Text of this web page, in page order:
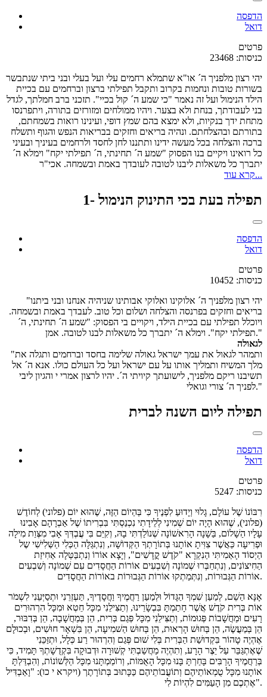
הדפסה
דואל
פרטים
כניסות: 23468
יהי רצון מלפניך ה´ או"א שתמלא רחמים עלי ועל בעלי ובני ביתי שנתבשר
בשורות טובות ונחמות בקרוב ותקבל תפילתי ברצון וברחמים עם בכיית
הילד הנימול ועל זה נאמר "כי שמע ה´ קול בכיי". תזכני ברב חמלתך, לגדל
בני לעבודתך, בנחת ולא בצער. ויהיו ממולחים ומזורזים בתורה, ויתפרנסו
מתחת ידך בנקיות, ולא ימצא בהם שמץ דופי, ועינינו רואות בשמחתם,
בתורתם ובהצלחתם. ונהיה בריאים וחזקים בבריאות הנפש והגוף ותשלח
ברכה והצלחה בכל מעשה ידינו ותתננו לחן לחסד ולרחמים בעיניך ובעיני
כל רואינו ויקיים בנו הפסוק "שמע ה´ תחינתי, ה´ תפילתי יקח" וימלא ה´
יתברך כל משאלות ליבנו לטובה לעובדך באמת ובשמחה. אכי"ר
קרא עוד...
תפילה בעת בכי התינוק הנימול -1
הדפסה
דואל
פרטים
כניסות: 10452
"יהי רצון מלפניך ה´ אלוקינו ואלוקי אבותינו שניהיה אנחנו ובני ביתנו
בריאים וחזקים בפרנסה והצלחה ושלום וכל טוב. לעבדך באמת ובשמחה.
ויוכלל תפילתי עם בכיית הילד, ויקויים בי הפסוק: "שמע ה´ תחינתי, ה´
תפילתי יקח". וימלא ה´ יתברך כל משאלות לבנו לטובה. אמן."
לגאולה
"ותמהר לגאול את עמך ישראל גאולה שלימה בחסד וברחמים ותגלה את
מלך המשיח ותמליך אותו על עם ישראל ועל כל העולם כולו. אנא ה´ אל
תשיבנו ריקם מלפניך, לישועתך קיויתי ה´. יהיו לרצון אמרי י והגיון ליבי
לפניך ה´ צורי וגואלי."
תפילה ליום השנה לברית
הדפסה
דואל
פרטים
כניסות: 5247
(פלוני), שֶׁהוּא הָיָה יוֹם שְׁמִינִי לְלֵידָתִי נִכְנַסְתִּי בִּבְרִיתוֹ שֶׁל אַבְרָהָם אָבִינוּ
עָלָיו הַשָׁלוֹם, בַּשָׁנָה הָרִאשׁוֹנָה שְׁנוֹלַדְתִּי בָהּ, וְקִיֵּם בִּי עֲבְדְּךָ אָבִי מִצְּוַת מִילָה
וּפְרִיעָה כַּאֲשֶׁר צִוִּיתָ אוֹתָנוּ בְּתוֹרָתְךָ הַקְּדוֹשָׁה, וְנִתְגַּלָּה הַכְּלִי הַשְּׁלִישִׁי שֶל
הַיְסוֹד הָאַמִיתִּי הַנִקְרָא "קֹדֶשׁ קֳדָשִׁים", וְיָצָא אוֹרוֹ וְנִתְבַּטְּלָה אַחִיזַת
הַחִיצוֹנִים, וְנִתְחַבְּרוּ שְׁמוֹנָה וְשִׁבְעִים אוֹרוֹת הַחֲסָדִים עִם שְׁמוֹנָה וְשִׁבְעִים
אוֹרוֹת הַגְּבוּרוֹת, וְנִתְּמַתְקוּ אוֹרוֹת הַגְּבוּרוֹת באוֹרוֹת הַחֲסָדִים.
אָנָּא הַשֵׁם, לְמַעַן שִׁמְךָ הַגָּדוֹל וּלְמַעַן רַחֲמֶיךָ וַחֲסָדֶיךָ, תַּעְזְרֵנִי וּתְסַיְּעֵנִי לִשְׁמֹר
אוֹת בְּרִית קֹדֶשׁ אֲשֶׁר חָתַמְתָּ בִּבְשָׂרֵינוּ, וְתַצִּילֵנִי מִכָּל חֵטְא וּמִכָּל הִרְהוּרִים
רָעִים וּמַחֲשָׁבוֹת פְּגוּמוֹת, וְתַצִּילֵנִי מִכָּל פְּגַם בְּרִית, הֵן בְּמַחֲשָׁבָה, הֵן בְּדִבּוּר,
הֵן בְּמַעֲשֶׂה, הֵן בְּחוּשׁ הָרְאוּת, הֵן בְּחוּשׁ הַשׁמִיעָה, הֵן בִּשְׁאָר חוּשִׁים, וּבְכוּלָם
אֶהְיֶה טָהוֹר בִּקְדוּשַׁת הַבְּרִית בְּלִי שׁוּם פְּגַם וְהִרְהוּר רַע כְּלָל, וּתְזַּכֵּנִי
שֶׁאֶתְגַּבֵּר עַל יֵצֶר הָרָע, וְתִהְיֶה מַחֲשַבְתִּי קְשׁוּרָה וּדְבוּקָה בִּקְדֻשָׁתְךָ תָּמִיד, כִּי
בְּרַחֲמֶיךָ הָרַבִּים בָּחַרְתָּ בָּנוּ מִכָּל הָאֻמּוֹת, וְרוֹמַמְתָּנוּ מִכָּל הַלְּשׁוֹנוֹת, וְהִבְדַּלְתָּ
אוֹתָנוּ מִכָּל טֻמְאוֹתֵיהֶם וְתוֹעֲבוֹתֵיהֶם כַּכָּתוּב בְּתוֹרָתֶך (ויקרא י כו): "וָאַבְדִּיל
אֶתְכֶם מִן הָעַמִּים לִהְיוֹת לִי".